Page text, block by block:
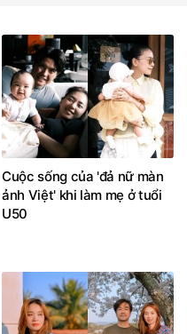
Cuộc sống của 'đả nữ màn
ảnh Việt' khi làm mẹ ở tuổi
U50